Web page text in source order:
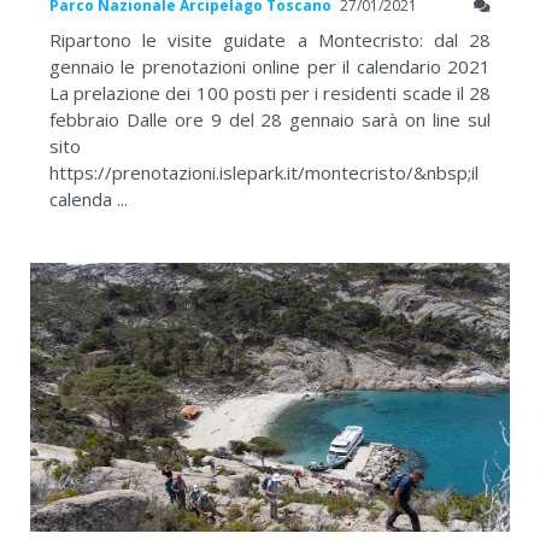
Parco Nazionale Arcipelago Toscano 27/01/2021
Ripartono le visite guidate a Montecristo: dal 28
gennaio le prenotazioni online per il calendario 2021
La prelazione dei 100 posti per i residenti scade il 28
febbraio Dalle ore 9 del 28 gennaio sarà on line sul
sito
https://prenotazioni.islepark.it/montecristo/&nbsp;il
calenda ...